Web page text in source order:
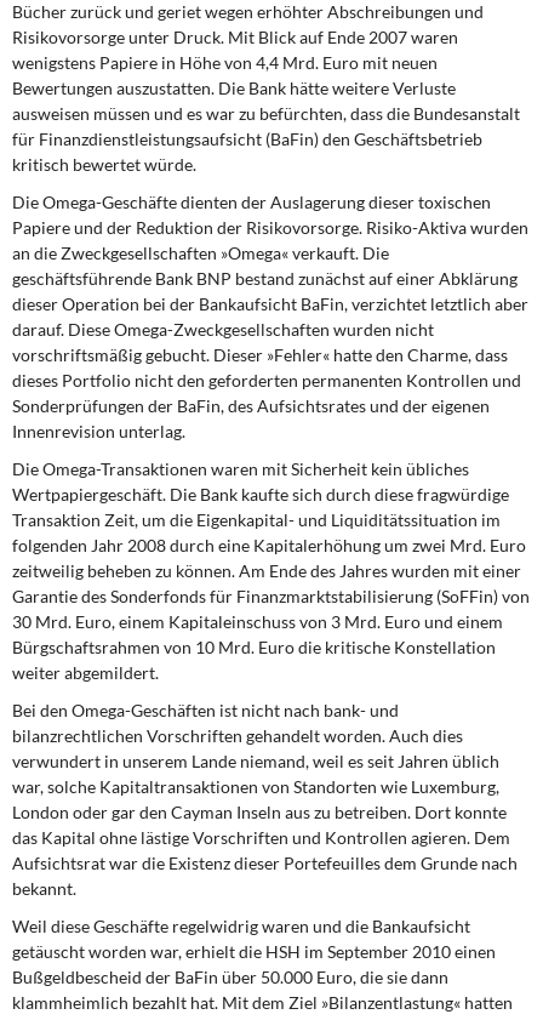
Bücher zurück und geriet wegen erhöhter Abschreibungen und
Risikovorsorge unter Druck. Mit Blick auf Ende 2007 waren
wenigstens Papiere in Höhe von 4,4 Mrd. Euro mit neuen
Bewertungen auszustatten. Die Bank hätte weitere Verluste
ausweisen müssen und es war zu befürchten, dass die Bundesanstalt
für Finanzdienstleistungsaufsicht (BaFin) den Geschäftsbetrieb
kritisch bewertet würde.
Die Omega-Geschäfte dienten der Auslagerung dieser toxischen
Papiere und der Reduktion der Risikovorsorge. Risiko-Aktiva wurden
an die Zweckgesellschaften »Omega« verkauft. Die
geschäftsführende Bank BNP bestand zunächst auf einer Abklärung
dieser Operation bei der Bankaufsicht BaFin, verzichtet letztlich aber
darauf. Diese Omega-Zweckgesellschaften wurden nicht
vorschriftsmäßig gebucht. Dieser »Fehler« hatte den Charme, dass
dieses Portfolio nicht den geforderten permanenten Kontrollen und
Sonderprüfungen der BaFin, des Aufsichtsrates und der eigenen
Innenrevision unterlag.
Die Omega-Transaktionen waren mit Sicherheit kein übliches
Wertpapiergeschäft. Die Bank kaufte sich durch diese fragwürdige
Transaktion Zeit, um die Eigenkapital- und Liquiditätssituation im
folgenden Jahr 2008 durch eine Kapitalerhöhung um zwei Mrd. Euro
zeitweilig beheben zu können. Am Ende des Jahres wurden mit einer
Garantie des Sonderfonds für Finanzmarktstabilisierung (SoFFin) von
30 Mrd. Euro, einem Kapitaleinschuss von 3 Mrd. Euro und einem
Bürgschaftsrahmen von 10 Mrd. Euro die kritische Konstellation
weiter abgemildert.
Bei den Omega-Geschäften ist nicht nach bank- und
bilanzrechtlichen Vorschriften gehandelt worden. Auch dies
verwundert in unserem Lande niemand, weil es seit Jahren üblich
war, solche Kapitaltransaktionen von Standorten wie Luxemburg,
London oder gar den Cayman Inseln aus zu betreiben. Dort konnte
das Kapital ohne lästige Vorschriften und Kontrollen agieren. Dem
Aufsichtsrat war die Existenz dieser Portefeuilles dem Grunde nach
bekannt.
Weil diese Geschäfte regelwidrigwaren und die Bankaufsicht
getäuscht worden war, erhielt die HSH im September 2010 einen
Bußgeldbescheid der BaFin über 50.000 Euro, die sie dann
klammheimlich bezahlt hat. Mit dem Ziel »Bilanzentlastung« hatten